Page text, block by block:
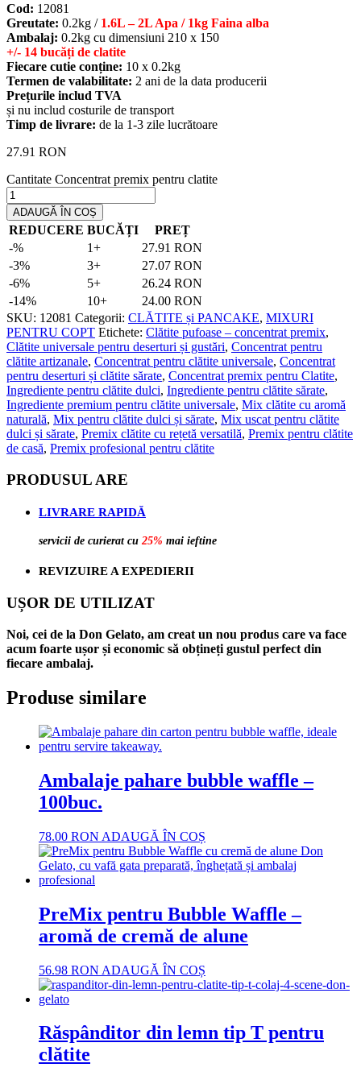
Cod: 12081
Greutate: 0.2kg / 1.6L – 2L Apa / 1kg Faina alba
Ambalaj: 0.2kg cu dimensiuni 210 х 150
+/- 14 bucăți de clatite
Fiecare cutie conține: 10 х 0.2kg
Termen de valabilitate: 2 ani de la data producerii
Prețurile includ TVA
și nu includ costurile de transport
Timp de livrare: de la 1-3 zile lucrătoare
27.91 RON
Cantitate Concentrat premix pentru clatite
ADAUGĂ ÎN COȘ
REDUCERE BUCĂȚI
PREȚ
-%
1+ 27.91 RON
-3%
3+ 27.07 RON
-6%
5+ 26.24 RON
-14%
10+ 24.00 RON
SKU: 12081 Categorii: CLĂTITE și PANCAKE, MIXURI
PENTRU COPT Etichete: Clătite pufoase – concentrat premix,
Clătite universale pentru deserturi și gustări, Concentrat pentru
clătite artizanale, Concentrat pentru clătite universale, Concentrat
pentru deserturi și clătite sărate, Concentrat premix pentru Clatite,
Ingrediente pentru clătite dulci, Ingrediente pentru clătite sărate,
Ingrediente premium pentru clătite universale, Mix clătite cu aromă
naturală, Mix pentru clătite dulci și sărate, Mix uscat pentru clătite
dulci și sărate, Premix clătite cu rețetă versatilă, Premix pentru clătite
de casă, Premix profesional pentru clătite
PRODUSUL ARE
LIVRARE RAPIDĂ
servicii de curierat cu 25% mai ieftine
REVIZUIRE A EXPEDIERII
UȘOR DE UTILIZAT
Noi, cei de la Don Gelato, am creat un nou produs care va face
acum foarte ușor și economic să obțineți gustul perfect din
fiecare ambalaj.
Produse similare
Ambalaje pahare bubble waffle –
100buc.
78.00 RON ADAUGĂ ÎN COȘ
PreMix pentru Bubble Waffle –
aromă de cremă de alune
56.98 RON ADAUGĂ ÎN COȘ
Răspânditor din lemn tip T pentru
clătite